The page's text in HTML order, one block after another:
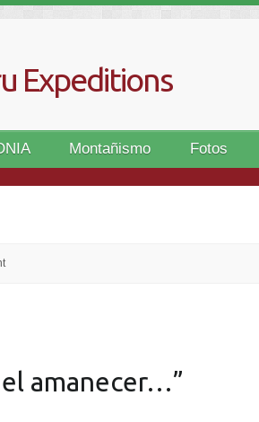
Expeditions
Montañismo Fotos
amanecer…”